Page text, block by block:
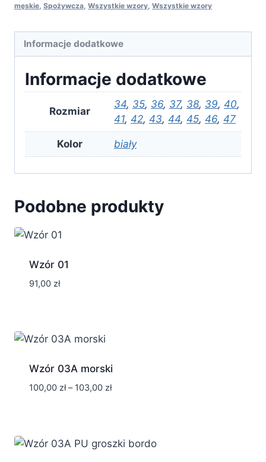
męskie, Spożywcza, Wszystkie wzory, Wszystkie wzory
Informacje dodatkowe
Informacje dodatkowe
Rozmiar
34, 35, 36, 37, 38, 39, 40,
41, 42, 43, 44, 45, 46, 47
Kolor biały
Podobne produkty
Wzór 01
91,00 zł
Wzór 03A morski
100,00 zł – 103,00 złZakres
do